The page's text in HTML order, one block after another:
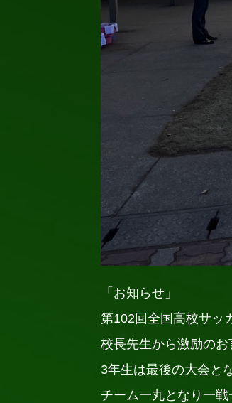
「お知らせ」
第102回全国高校サッ
校長先生から激励の
3年生は最後の大会と
チーム一丸となり一